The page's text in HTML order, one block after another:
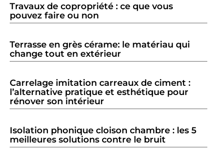
Travaux de copropriété : ce que vous
pouvez faire ou non
Terrasse en grès cérame: le matériau qui
change tout en extérieur
Carrelage imitation carreaux de ciment :
l’alternative pratique et esthétique pour
rénover son intérieur
Isolation phonique cloison chambre : les 5
meilleures solutions contre le bruit